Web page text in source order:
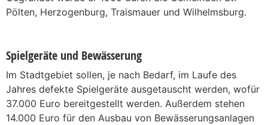
Pölten, Herzogenburg, Traismauer und Wilhelmsburg.
Spielgeräte und Bewässerung
Im Stadtgebiet sollen, je nach Bedarf, im Laufe des
Jahres defekte Spielgeräte ausgetauscht werden, wofür
37.000 Euro bereitgestellt werden. Außerdem stehen
14.000 Euro für den Ausbau von Bewässerungsanlagen